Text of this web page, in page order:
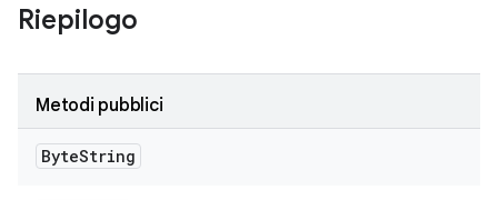
Riepilogo
Metodi pubblici
ByteString